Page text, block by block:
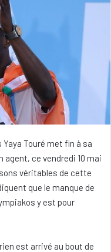
Touré met fin à sa
agent, ce vendredi 10 mai
véritables de cette
que le manque de
y est pour
est arrivé au bout de